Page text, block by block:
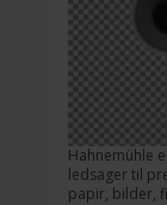
Hahnemühle
ledsager til
papir, bilder,